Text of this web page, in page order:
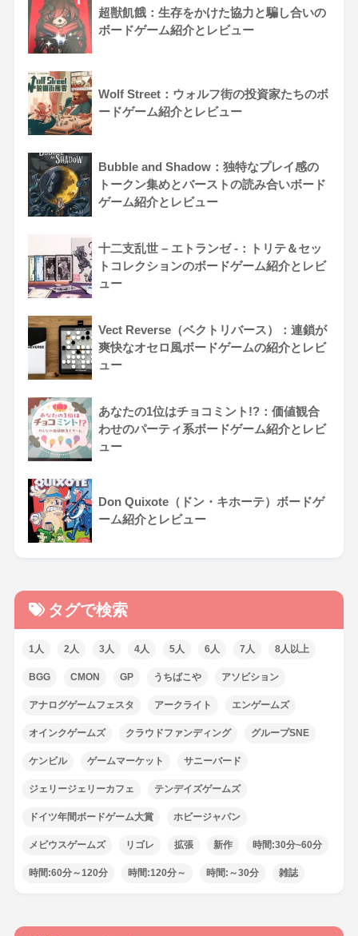
超獣飢餓：生存をかけた協力と騙し合いの
ボードゲーム紹介とレビュー
Wolf Street：ウォルフ街の投資家たちのボ
ードゲーム紹介とレビュー
Bubble and Shadow：独特なプレイ感の
トークン集めとバーストの読み合いボード
ゲーム紹介とレビュー
十二支乱世 – エトランゼ -：トリテ＆セッ
トコレクションのボードゲーム紹介とレビ
ュー
Vect Reverse（ベクトリバース）：連鎖が
爽快なオセロ風ボードゲームの紹介とレビ
ュー
あなたの1位はチョコミント!?：価値観合
わせのパーティ系ボードゲーム紹介とレビ
ュー
Don Quixote（ドン・キホーテ）ボードゲ
ーム紹介とレビュー
タグで検索
1人 2人 3人 4人 5人 6人 7人 8人以上
BGG CMON GP うちばこや アソビション
アナログゲームフェスタ アークライト エンゲームズ
オインクゲームズ クラウドファンディング グループSNE
ケンビル ゲームマーケット サニーバード
ジェリージェリーカフェ テンデイズゲームズ
ドイツ年間ボードゲーム大賞 ホビージャパン
メビウスゲームズ リゴレ 拡張 新作 時間:30分~60分
時間:60分～120分 時間:120分～ 時間:～30分 雑誌